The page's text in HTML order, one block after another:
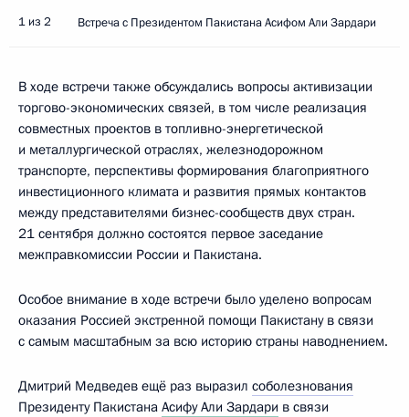
1 из 2 Встреча с Президентом Пакистана Асифом Али Зардари
В ходе встречи также обсуждались вопросы активизации
торгово-экономических связей, в том числе реализация
совместных проектов в топливно-энергетической
и металлургической отраслях, железнодорожном
транспорте, перспективы формирования благоприятного
инвестиционного климата и развития прямых контактов
между представителями бизнес-сообществ двух стран.
21 сентября должно состоятся первое заседание
межправкомиссии России и Пакистана.
Особое внимание в ходе встречи было уделено вопросам
оказания Россией экстренной помощи Пакистану в связи
с самым масштабным за всю историю страны наводнением.
Дмитрий Медведев ещё раз выразил соболезнования
Президенту Пакистана Асифу Али Зардари в связи